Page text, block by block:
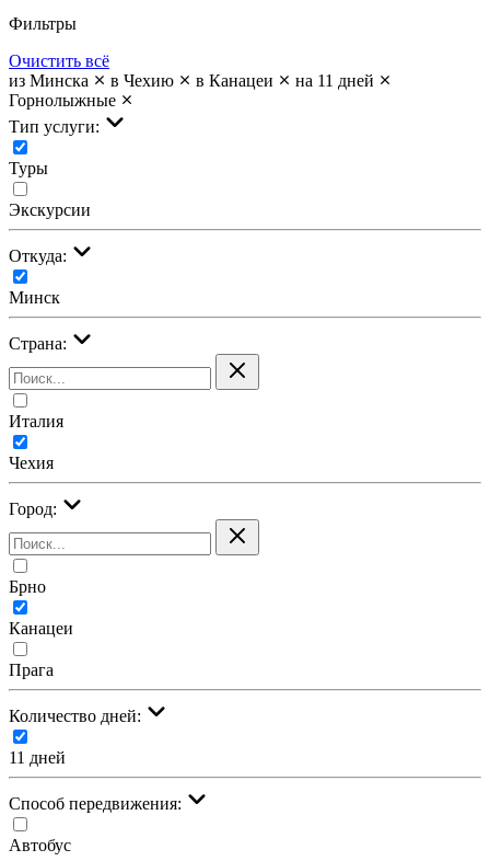
Фильтры
Очистить всё
из Минска
в Чехию в Канацеи
на 11 дней
Горнолыжные
Тип услуги:
Туры
Экскурсии
Откуда:
Минск
Страна:
Италия
Чехия
Город:
Брно
Канацеи
Прага
Количество дней:
11 дней
Cпособ передвижения:
Автобус